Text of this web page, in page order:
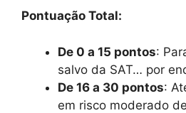
Pontuação Total:
De 0 a 15 pontos:
salvo da SAT… por
De 16 a 30 pontos:
em risco moderado